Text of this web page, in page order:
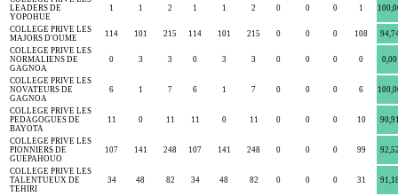
LEADERS DE
YOPOHUE
1 1 2 1 1 2 0 0 0 1
COLLEGE PRIVE LES
MAJORS D'OUME
114 101 215 114 101 215 0 0 0 108
COLLEGE PRIVE LES
NORMALIENS DE
GAGNOA
0 3 3 0 3 3 0 0 0 0 0,00
COLLEGE PRIVE LES
NOVATEURS DE
GAGNOA
6 1 7 6 1 7 0 0 0 6
COLLEGE PRIVE LES
PEDAGOGUES DE
BAYOTA
11 0 11 11 0 11 0 0 0 10
COLLEGE PRIVE LES
PIONNIERS DE
GUEPAHOUO
107 141 248 107 141 248 0 0 0 99
COLLEGE PRIVE LES
TALENTUEUX DE
TEHIRI
34 48 82 34 48 82 0 0 0 31